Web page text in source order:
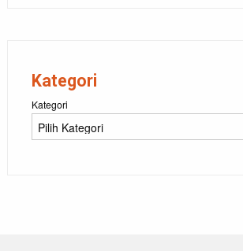
Kategori
Kategori